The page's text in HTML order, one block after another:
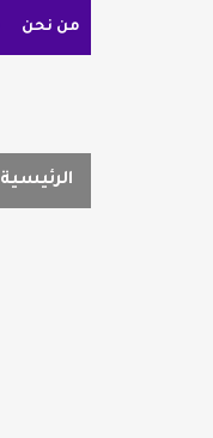
من نحن
الرئيسية